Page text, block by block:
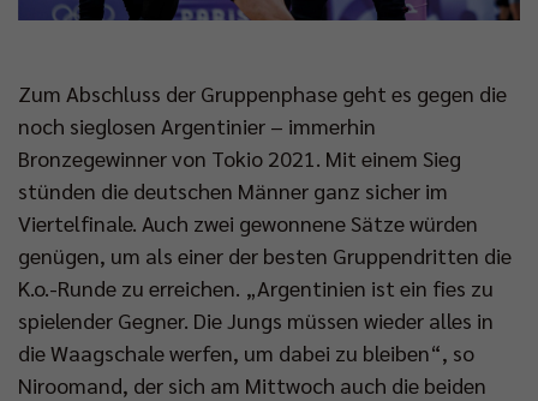
Zum Abschluss der Gruppenphase geht es gegen die
noch sieglosen Argentinier – immerhin
Bronzegewinner von Tokio 2021. Mit einem Sieg
stünden die deutschen Männer ganz sicher im
Viertelfinale. Auch zwei gewonnene Sätze würden
genügen, um als einer der besten Gruppendritten die
K.o.-Runde zu erreichen. „Argentinien ist ein fies zu
spielender Gegner. Die Jungs müssen wieder alles in
die Waagschale werfen, um dabei zu bleiben“, so
Niroomand, der sich am Mittwoch auch die beiden